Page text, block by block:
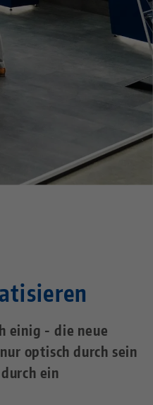
einig - die neue
optisch durch sein
ein